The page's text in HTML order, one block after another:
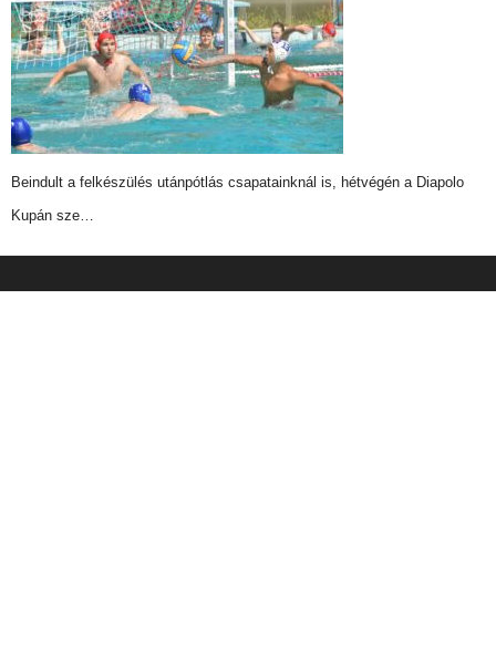
Beindult a felkészülés utánpótlás csapatainknál is, hétvégén a Diapolo
Kupán sze…